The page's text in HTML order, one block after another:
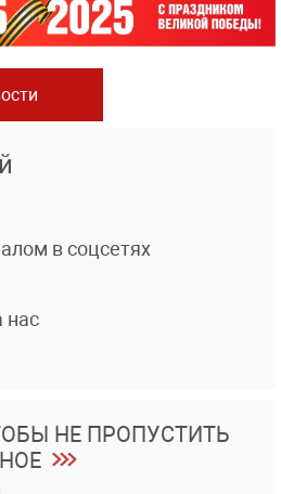
в соцсетях
нас
НЕ ПРОПУСТИТЬ